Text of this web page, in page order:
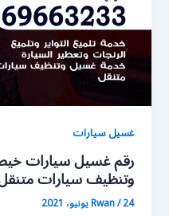
غسيل سيارات
وتنظيف سيارات متنقل
Rwan/24 يونيو، 2021